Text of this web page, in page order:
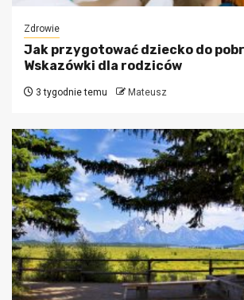
Zdrowie
Jak przygotować dziecko do
Wskazówki dla rodziców
3 tygodnie temu Mateusz